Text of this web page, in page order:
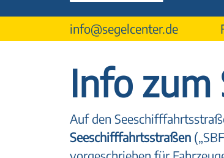
info@segelcenter.de
Info zum
Auf den
Seeschifffahrtsstraßen